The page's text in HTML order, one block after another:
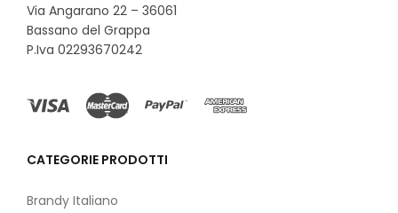
Via Angarano 22 – 36061
Bassano del Grappa
P.Iva 02293670242
CATEGORIE PRODOTTI
Brandy Italiano